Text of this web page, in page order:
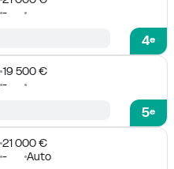
-
4e
19 500 €
-
5e
21 000 €
- Auto